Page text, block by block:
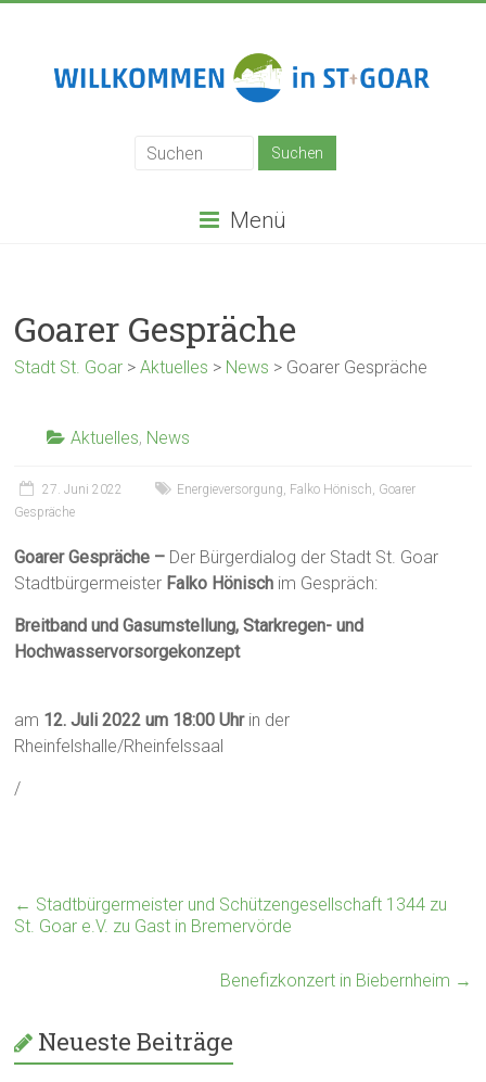
Menü
Goarer Gespräche
Stadt St. Goar >Aktuelles > News > Goarer Gespräche
Aktuelles, News
27. Juni 2022 Energieversorgung, Falko Hönisch, Goarer
Gespräche
Goarer Gespräche – Der Bürgerdialog der Stadt St. Goar
Stadtbürgermeister Falko Hönisch im Gespräch:
Breitband und Gasumstellung, Starkregen- und
Hochwasservorsorgekonzept
am 12. Juli 2022 um 18:00 Uhr in der
Rheinfelshalle/Rheinfelssaal
/
← Stadtbürgermeister und Schützengesellschaft 1344 zu
St. Goar e.V. zu Gast in Bremervörde
Benefizkonzert in Biebernheim →
Neueste Beiträge